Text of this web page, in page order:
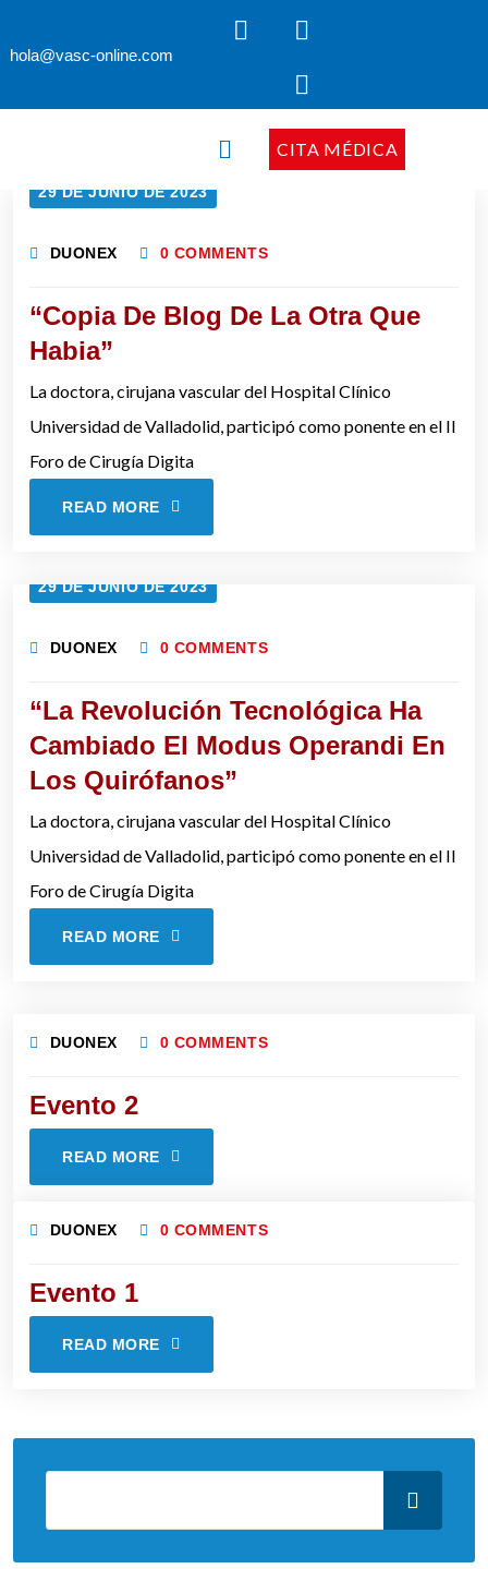
hola@vasc-online.com
CITA MÉDICA
29 DE JUNIO DE 2023
DUONEX 0 COMMENTS
“Copia De Blog De La Otra Que
Habia”
La doctora, cirujana vascular del Hospital Clínico
Universidad de Valladolid, participó como ponente en el II
Foro de Cirugía Digita
READ MORE
29 DE JUNIO DE 2023
DUONEX 0 COMMENTS
“La Revolución Tecnológica Ha
Cambiado El Modus Operandi En
Los Quirófanos”
La doctora, cirujana vascular del Hospital Clínico
Universidad de Valladolid, participó como ponente en el II
Foro de Cirugía Digita
READ MORE
DUONEX 0 COMMENTS
Evento 2
READ MORE
DUONEX 0 COMMENTS
Evento 1
READ MORE